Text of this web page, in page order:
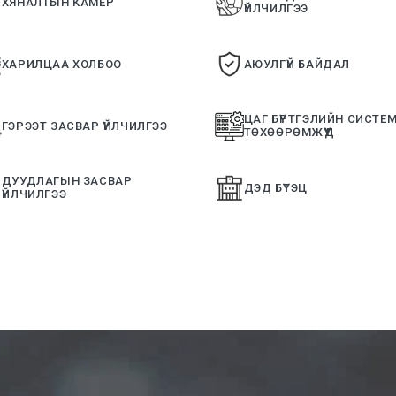
ХАРИЛЦАА ХОЛБОО
ГЭРЭЭТ ЗАСВАР ҮЙЛЧИЛГЭЭ
ДУУДЛАГЫН ЗАСВАР
ҮЙЛЧИЛГЭЭ
ҮЙЛЧИЛГЭЭ
АЮУЛГҮЙ БАЙДАЛ
ЦАГ БҮРТГЭЛИЙН
ТӨХӨӨРӨМЖҮҮД
ДЭД БҮТЭЦ